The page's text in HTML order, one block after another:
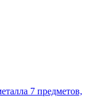
7 предметов,